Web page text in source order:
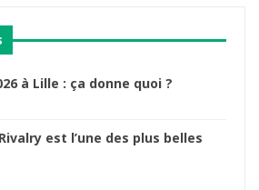
à Lille : ça donne quoi ?
est l’une des plus belles